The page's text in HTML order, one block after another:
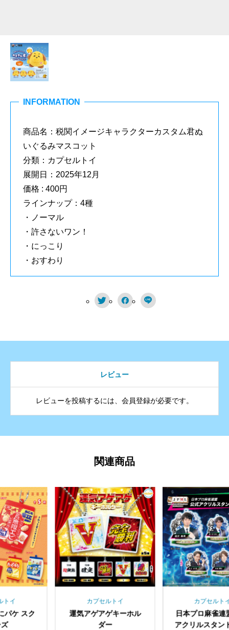
INFORMATION
商品名：税関イメージキャラクターカスタム君ぬ
いぐるみマスコット
分類：カプセルトイ
展開日：2025年12月
価格 : 400円
ラインナップ：4種
・ノーマル
・許さないワン！
・にっこり
・おすわり
  
レビュー
レビューを投稿するには、会員登録が必要です。
関連商品
気アゲアゲキーホル
日本プロ麻雀連盟 公式
アクリルスタンド vol.1
大森